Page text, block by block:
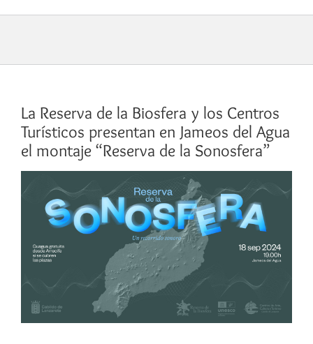
La Reserva de la Biosfera y los Centros
Turísticos presentan en Jameos del Agua
el montaje “Reserva de la Sonosfera”
imagen
grande